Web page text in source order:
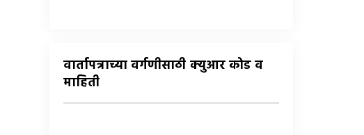
वार्तापत्राच्या वर्गणीसाठी क्युआर कोड व
माहिती